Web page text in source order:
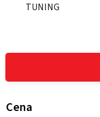
TUNING
Cena
V
p
i